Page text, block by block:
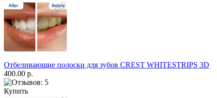
Отбеливающие полоски для зубов CREST WHITESTRIPS 3D
400.00 р.
Купить